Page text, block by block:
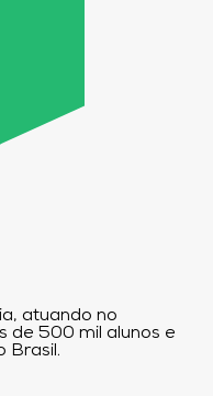
atuando no
de 500 mil alunos e
Brasil.